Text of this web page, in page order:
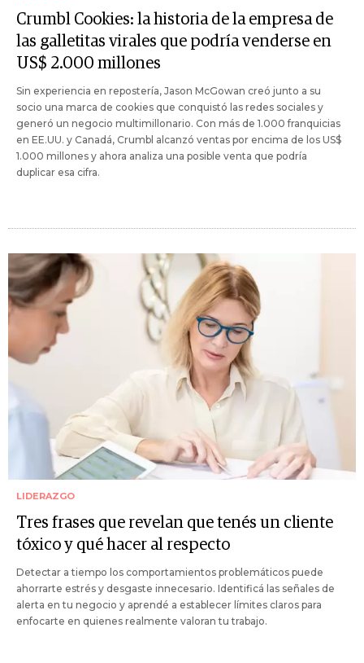
Crumbl Cookies: la historia de la empresa de
las galletitas virales que podría venderse en
US$ 2.000 millones
Sin experiencia en repostería, Jason McGowan creó junto a su
socio una marca de cookies que conquistó las redes sociales y
generó un negocio multimillonario. Con más de 1.000 franquicias
en EE.UU. y Canadá, Crumbl alcanzó ventas por encima de los US$
1.000 millones y ahora analiza una posible venta que podría
duplicar esa cifra.
LIDERAZGO
Tres frases que revelan que tenés un cliente
tóxico y qué hacer al respecto
Detectar a tiempo los comportamientos problemáticos puede
ahorrarte estrés y desgaste innecesario. Identificá las señales de
alerta en tu negocio y aprendé a establecer límites claros para
enfocarte en quienes realmente valoran tu trabajo.